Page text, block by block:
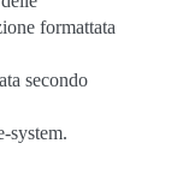
formattata
secondo
system.